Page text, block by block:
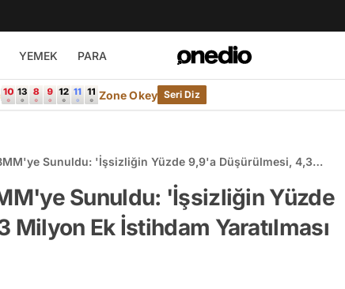
YEMEK PARA
Zone Okey Seri Diz
Sunuldu: 'İşsizliğin Yüzde 9,9'a Düşürülmesi, 4,3
Sunuldu: 'İşsizliğin Yüzde
Ek İstihdam Yaratılması